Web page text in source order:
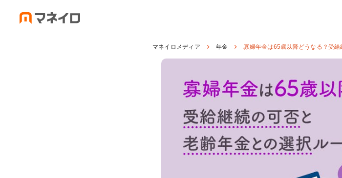
マネイロメディア 年金 寡婦年金は65歳以降どうなる？受